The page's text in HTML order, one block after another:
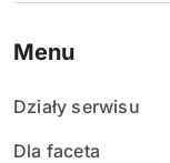
Menu
Działy serwisu
Dla faceta